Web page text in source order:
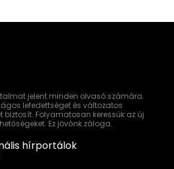
jelent minden olvasó számára.
lefedettséget és változatos
biztosít. Folyamatosan keressük az új
Ez jövőnk záloga.
hírportálok